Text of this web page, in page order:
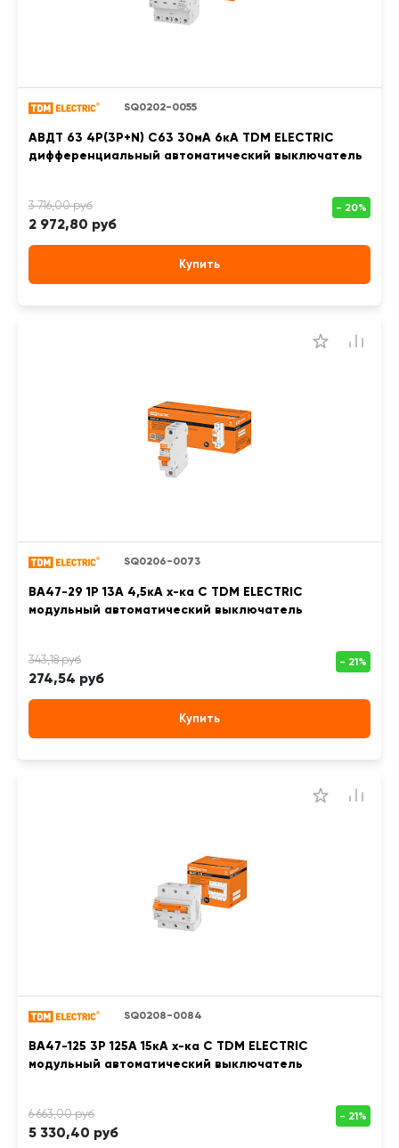
SQ0202-0055
АВДТ 63 4P(3Р+N) C63 30мА 6кА TDM ELECTRIC
дифференциальный автоматический выключатель
2 972,80 руб
Купить
SQ0206-0073
ВА47-29 1Р 13А 4,5кА х-ка С TDM ELECTRIC
модульный автоматический выключатель
274,54 руб
Купить
SQ0208-0084
ВА47-125 3Р 125А 15кА х-ка С TDM ELECTRIC
модульный автоматический выключатель
5 330,40 руб